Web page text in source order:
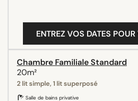
ENTREZ VOS DATES
Chambre Familiale Standard
20m²
2 lit simple, 1 lit superposé
Salle de bains privative